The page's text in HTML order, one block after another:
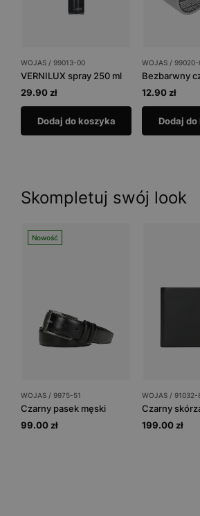
WOJAS / 99013-00
VERNILUX spray 250 ml
29.90 zł
Dodaj do koszyka
WOJAS / 99020-
12.90 zł
Dodaj
Skompletuj swój look
Nowość
WOJAS / 9975-51
Czarny pasek męski
99.00 zł
WOJAS / 91032-
199.00 zł